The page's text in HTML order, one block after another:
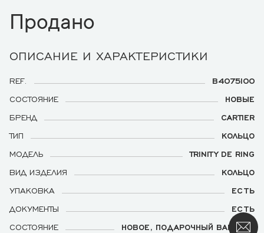
Продано
ОПИСАНИЕ И ХАРАКТЕРИСТИКИ
REF.
B4075100
СОСТОЯНИЕ
НОВЫЕ
БРЕНД
CARTIER
ТИП
КОЛЬЦО
МОДЕЛЬ
TRINITY DE RING
ВИД ИЗДЕЛИЯ
КОЛЬЦО
УПАКОВКА
ЕСТЬ
ДОКУМЕНТЫ
ЕСТЬ
СОСТОЯНИЕ
НОВОЕ, ПОДАРОЧНЫЙ ВАРИАНТ